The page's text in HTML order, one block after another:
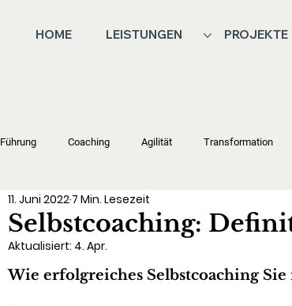
HOME LEISTUNGEN PROJEKTE
Führung Coaching Agilität Transformation
Selbstcoaching:
11. Juni 20227 Min. Lesezeit
Aktualisiert: 4. Apr.
Wie erfolgreiches Selbstcoaching